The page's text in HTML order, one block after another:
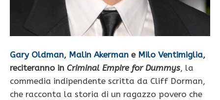
Gary Oldman, Malin Akerman e Milo Ventimiglia,
reciteranno in Criminal Empire for Dummys, la
commedia indipendente scritta da Cliff Dorman,
che racconta la storia di un ragazzo povero che